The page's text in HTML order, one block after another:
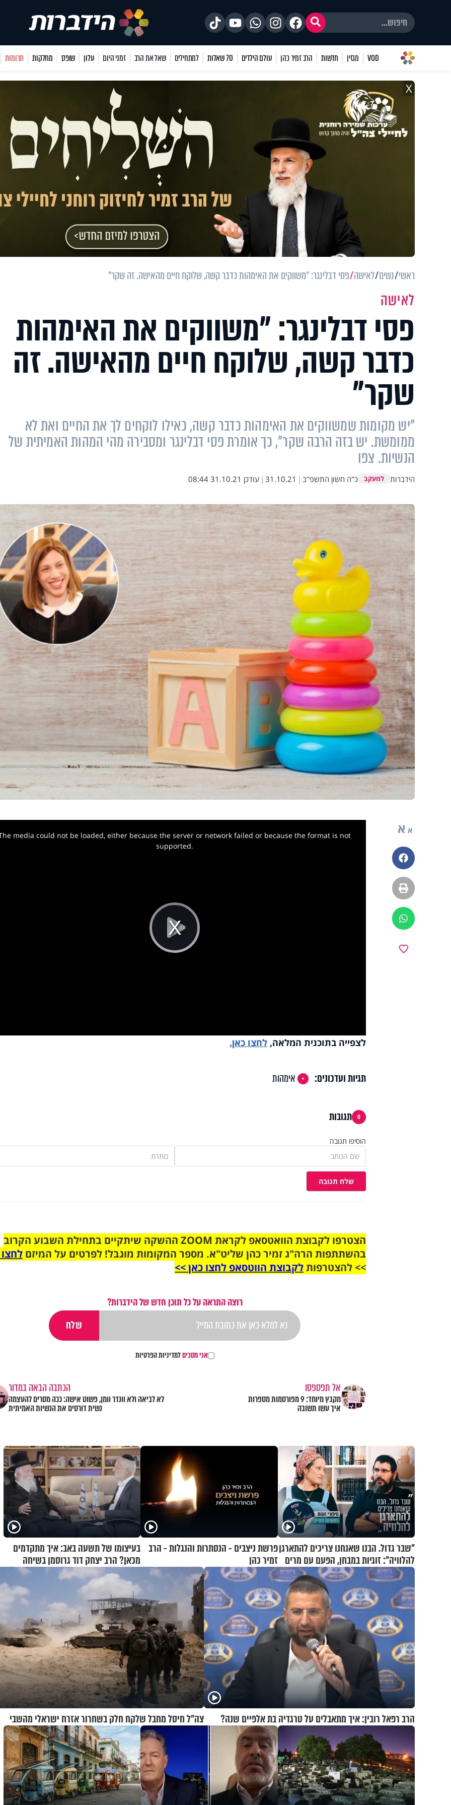
VOD מגזין חדשות הרב זמיר כהן עולם הילדים 70 שאלות למתחילים שאל את הרב זמני היום עלון שופס מחלקות תרומות
X
ראשי נשים לאישה פסי דבלינגר: "משווקים את האימהות כדבר קשה, שלוקח חיים מהאישה. זה שקר"
לאישה
פסי דבלינגר: "משווקים את האימהות
כדבר קשה, שלוקח חיים מהאישה. זה
שקר"
"יש מקומות שמשווקים את האימהות כדבר קשה, כאילו לוקחים לך את החיים ואת לא
ממומשת. יש בזה הרבה שקר", כך אומרת פסי דבלינגר ומסבירה מהי המהות האמיתית של
הנשיות. צפו
הידברות למעקב כ"ה חשון התשפ"ב |
31.10.21
| עודכן 31.10.21 08:44
א א
פייסבוק
הדפסה
ווטסאפ
Play
media could not be loaded, either because the server or network failed or because the format is not
supported.
לצפייה בתוכנית המלאה, לחצו כאן.
תגיות ועדכונים: אימהות
0 תגובות
הוסיפו תגובה
שלח תגובה
הצטרפו לקבוצת הוואטסאפ לקראת ZOOM ההשקה שיתקיים בתחילת השבוע הקרוב
בהשתתפות הרה"ג זמיר כהן שליט"א. מספר המקומות מוגבל! לפרטים על המיזם
>> להצטרפותלקבוצת הווטסאפ לחצו כאן >>
רוצה התראה על כל תוכן חדש של הידברות?
אני מסכיםלמדיניות הפרטיות
אל תפספסו
מקבץ מיוחד: 9 מפורסמות מספרות
איך עשו תשובה
הכתבה הבאה במדור
לא לביאה ולא וונדר וומן, פשוט אישה: ככה מסרים להעצמה
נשית דורסים את הנשיות האמיתית
"שבר גדול. הבנו שאנחנו צריכים להתארגן
להלוויה": זוגיות במבחן, הפעם עם מרים
וגד דנינו
פרשת ניצבים - הנסתרות והנגלות - הרב
זמיר כהן
בעיצומו של תשעה באב: איך מתקדמים
מכאן? הרב יצחק דוד גרוסמן בשיחה
מיוחדת
הרב רפאל רובין: איך מתאבלים על טרגדיה בת אלפיים שנה? צה"ל חיסל מחבל שלקח חלק בשחרור אזרח ישראלי מהשבי